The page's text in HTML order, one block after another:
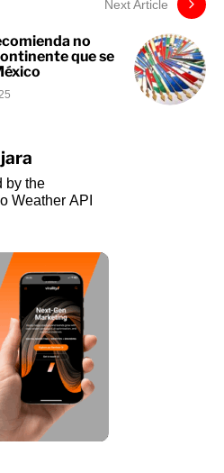
Next Article
no
que se